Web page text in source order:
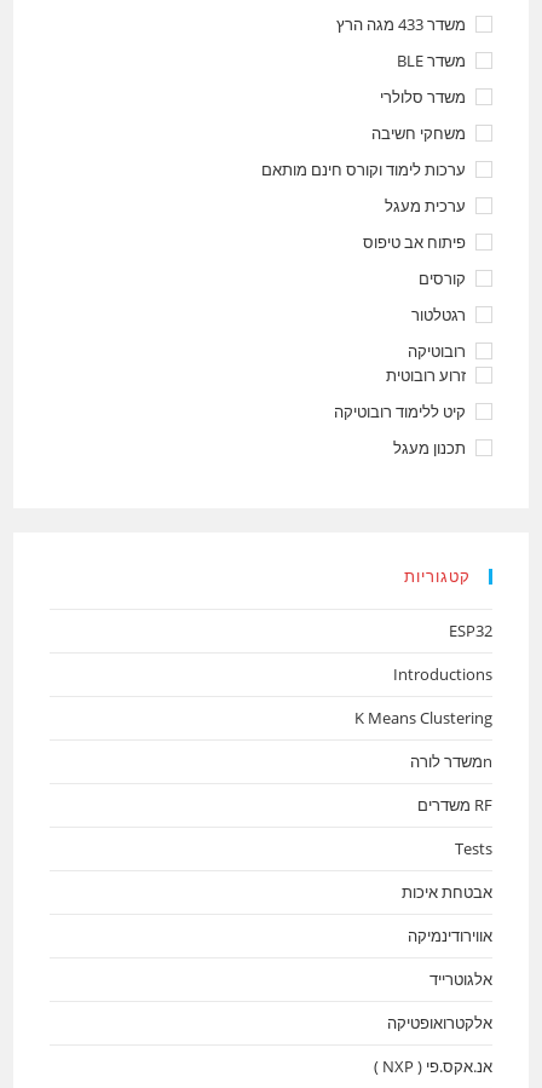
משדר 433 מגה הרץ
משדר BLE
משדר סלולרי
משחקי חשיבה
ערכות לימוד וקורס חינם מותאם
ערכית מעגל
פיתוח אב טיפוס
קורסים
רגטלטור
רובוטיקה
זרוע רובוטית
קיט ללימוד רובוטיקה
תכנון מעגל
קטגוריות
ESP32
Introductions
K Means Clustering
nמשדר לורה
RF משדרים
Tests
אבטחת איכות
אווירודינמיקה
אלגוטרייד
אלקטרואופטיקה
אנ.אקס.פי ( NXP )